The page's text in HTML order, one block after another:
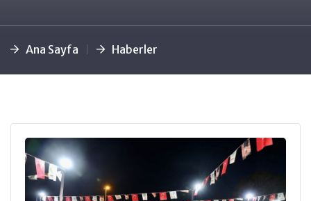
Ana Sayfa Haberler